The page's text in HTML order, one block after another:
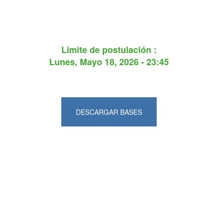
Límite de postulación :
Lunes, Mayo 18, 2026 - 23:45
DESCARGAR BASES